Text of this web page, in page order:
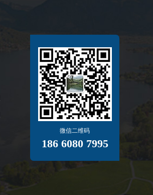
微信二维码
186 6080 7995